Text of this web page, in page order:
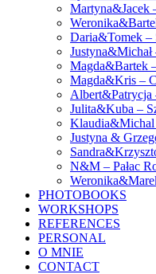
Martyna&Jacek
Daria&Tomek –
Justyna&Michał
Magda&Bartek
Magda&Kris –
Albert&Patrycja
Julita&Kuba –
Klaudia&Michal
Justyna &
N&M – Pałac
PHOTOBOOKS
WORKSHOPS
REFERENCES
PERSONAL
O MNIE
CONTACT